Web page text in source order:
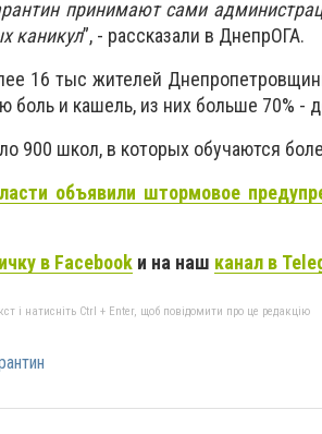
принимают сами
каникул”, - рассказали в ДнепрОГА.
16 тыс жителей
боль и кашель, из них больше 70% -
900 школ, в которых обучаются
объявили штормовое
в Facebook и на наш канал в
і натисніть Ctrl + Enter, щоб повідомити про це редакцію